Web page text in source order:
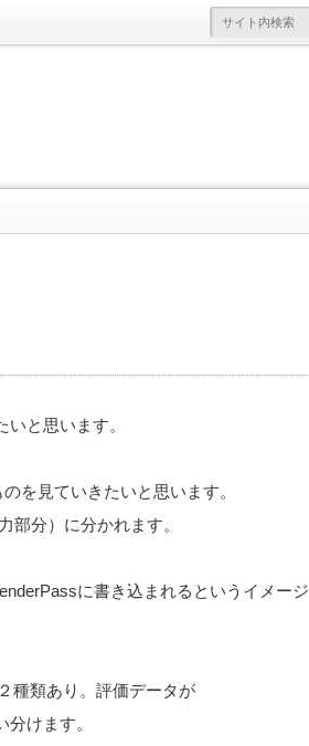
と思います。
を見ていきたいと思います。
部分）に分かれます。
に書き込まれるというイメージ
種類あり。評価データが
けます。